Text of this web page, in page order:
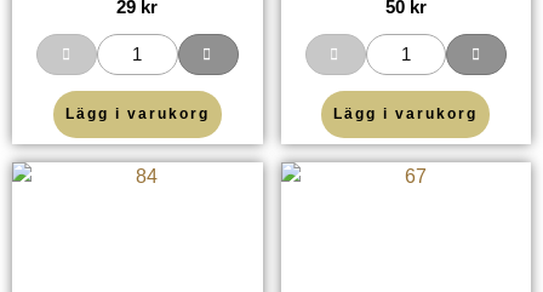
29 kr
Lägg i varukorg
50 kr
Lägg i varukorg